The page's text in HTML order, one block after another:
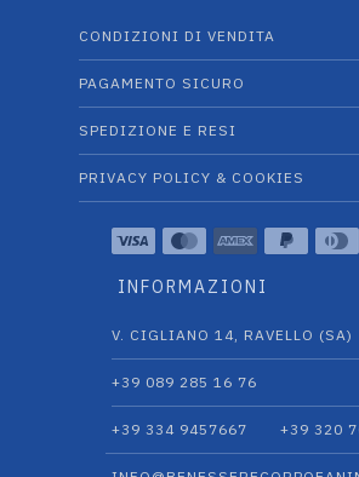
CONDIZIONI DI VENDITA
PAGAMENTO SICURO
SPEDIZIONE E RESI
PRIVACY POLICY & COOKIES
INFORMAZIONI
V. CIGLIANO 14, RAVELLO (SA)
+39 089 285 16 76
+39 334 9457667‬ +39 320